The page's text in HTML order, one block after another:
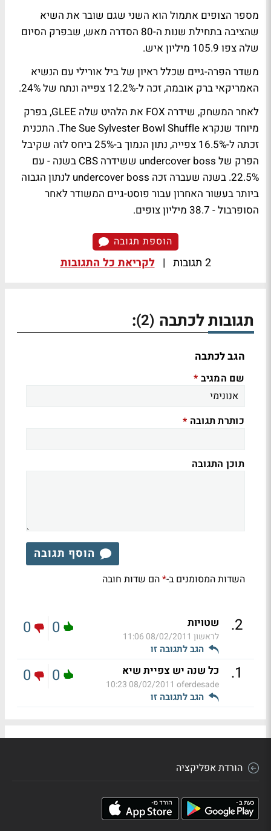
מספר הצופים אתמול הוא השני שגם שובר את השיא
שהציבה בתחילת שנות ה-80 הסדרה מאש, שבפרק הסיום
שלה צפו 105.9 מיליון איש.
משדר הפרה-גיים שכלל ראיון של ביל אורילי עם הנשיא
האמריקאי ברק אובמה, זכה ל-12.2% צפייה ונתח של 24%.
לאחר המשחק, שידרה FOX את הלהיט שלה GLEE, בפרק
מיוחד שנקרא The Sue Sylvester Bowl Shuffle. התכנית
זכתה ל-16.5% צפייה, נתון הנמוך ב-25% ביחס לזה שקיבל
הפרק של undercover boss ששידרה CBS בשנה - עם
22.5%. בשנה שעברה זכה undercover boss לנתון הגבוה
ביותר בעשור האחרון עבור פוסט-גיים המשודר לאחר
הסופרבול - 38.7 מיליון צופים.
הוספת תגובה
2 תגובות | לקריאת כל התגובות
תגובות לכתבה (2)
:
הגב לכתבה
שם המגיב *
כותרת תגובה *
תוכן התגובה
הוסף תגובה
השדות המסומנים ב-*הם שדות חובה
2
. שטויות
לראשון 08/02/2011 11:06
הגב לתגובה זו
0
0
1
. כל שנה יש צפיית שיא
oferdesade
08/02/2011 10:23
הגב לתגובה זו
0
0
הורדת אפליקציה